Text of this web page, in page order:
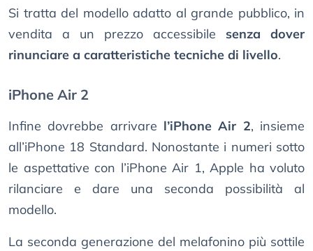
Si tratta del modello adatto al grande pubblico, in
vendita a un prezzo accessibile senza dover
rinunciare a caratteristiche tecniche di livello.
iPhone Air 2
Infine dovrebbe arrivare l’iPhone Air 2, insieme
all’iPhone 18 Standard. Nonostante i numeri sotto
le aspettative con l’iPhone Air 1, Apple ha voluto
rilanciare e dare una seconda possibilità al
modello.
La seconda generazione del melafonino più sottile